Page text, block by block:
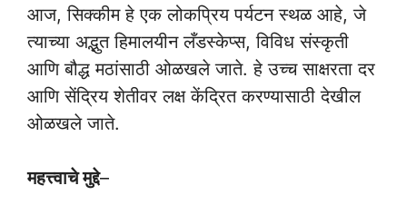
आज, सिक्कीम हे एक लोकप्रिय पर्यटन स्थळ आहे, जे
त्याच्या अद्भुत हिमालयीन लँडस्केप्स, विविध संस्कृती
आणि बौद्ध मठांसाठी ओळखले जाते. हे उच्च साक्षरता दर
आणि सेंद्रिय शेतीवर लक्ष केंद्रित करण्यासाठी देखील
ओळखले जाते.
महत्त्वाचे मुद्दे–